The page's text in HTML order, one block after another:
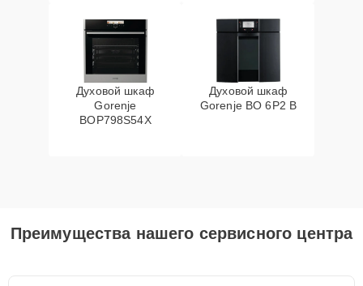
Духовой шкаф
Gorenje
BOP798S54X
Духовой шкаф
Gorenje BO 6P2 B
Преимущества нашего сервисного центра